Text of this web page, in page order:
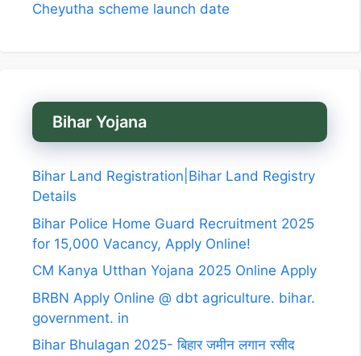
Cheyutha scheme launch date
Bihar Yojana
Bihar Land Registration|Bihar Land Registry
Details
Bihar Police Home Guard Recruitment 2025
for 15,000 Vacancy, Apply Online!
CM Kanya Utthan Yojana 2025 Online Apply
BRBN Apply Online @ dbt agriculture. bihar.
government. in
Bihar Bhulagan 2025- बिहार जमीन लगान रसीद